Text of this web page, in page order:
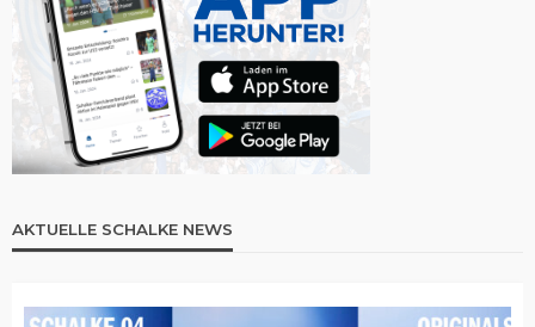
AKTUELLE SCHALKE NEWS